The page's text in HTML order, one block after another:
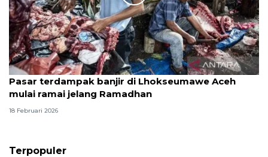
Pasar terdampak banjir di Lhokseumawe Aceh
mulai ramai jelang Ramadhan
18 Februari 2026
Terpopuler